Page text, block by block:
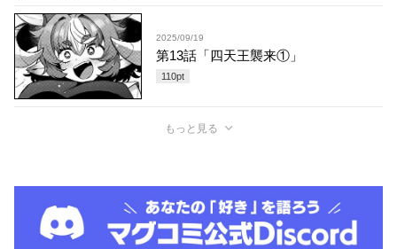
2025/09/19
第13話「四天王襲来①」
110pt
もっと見る